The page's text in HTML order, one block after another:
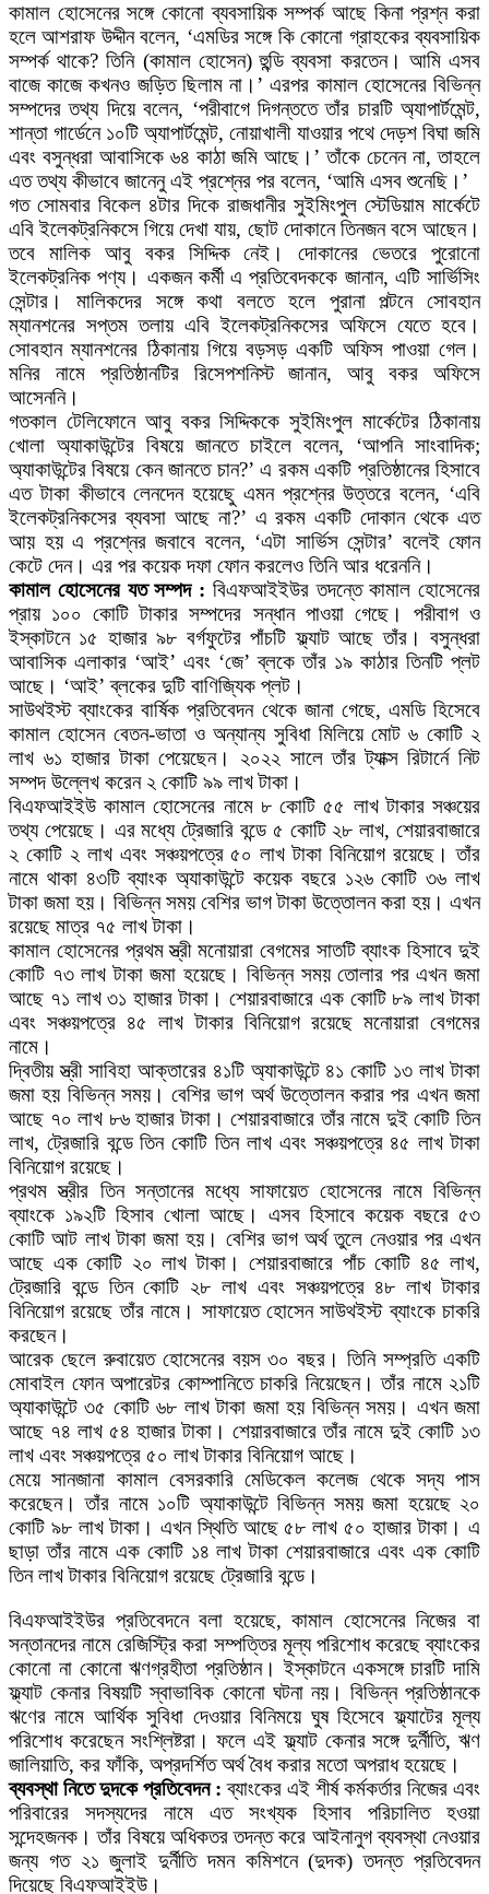
কামাল হোসেনের সঙ্গে কোনো ব্যবসায়িক সম্পর্ক আছে কিনা প্রশ্ন করা
হলে আশরাফ উদ্দীন বলেন, ‘এমডির সঙ্গে কি কোনো গ্রাহকের ব্যবসায়িক
সম্পর্ক থাকে? তিনি (কামাল হোসেন) হুন্ডি ব্যবসা করতেন। আমি এসব
বাজে কাজে কখনও জড়িত ছিলাম না।’ এরপর কামাল হোসেনের বিভিন্ন
সম্পদের তথ্য দিয়ে বলেন, ‘পরীবাগে দিগন্ততে তাঁর চারটি অ্যাপার্টমেন্ট,
শান্তা গার্ডেনে ১০টি অ্যাপার্টমেন্ট, নোয়াখালী যাওয়ার পথে দেড়শ বিঘা জমি
এবং বসুন্ধরা আবাসিকে ৬৪ কাঠা জমি আছে।’ তাঁকে চেনেন না, তাহলে
এত তথ্য কীভাবে জানেনু এই প্রশ্নের পর বলেন, ‘আমি এসব শুনেছি।’
গত সোমবার বিকেল ৪টার দিকে রাজধানীর সুইমিংপুল স্টেডিয়াম মার্কেটে
এবি ইলেকট্রনিকসে গিয়ে দেখা যায়, ছোট দোকানে তিনজন বসে আছেন।
তবে মালিক আবু বকর সিদ্দিক নেই। দোকানের ভেতরে পুরোনো
ইলেকট্রনিক পণ্য। একজন কর্মী এ প্রতিবেদককে জানান, এটি সার্ভিসিং
সেন্টার। মালিকদের সঙ্গে কথা বলতে হলে পুরানা পল্টনে সোবহান
ম্যানশনের সপ্তম তলায় এবি ইলেকট্রনিকসের অফিসে যেতে হবে।
সোবহান ম্যানশনের ঠিকানায় গিয়ে বড়সড় একটি অফিস পাওয়া গেল।
মনির নামে প্রতিষ্ঠানটির রিসেপশনিস্ট জানান, আবু বকর অফিসে
আসেননি।
গতকাল টেলিফোনে আবু বকর সিদ্দিককে সুইমিংপুল মার্কেটের ঠিকানায়
খোলা অ্যাকাউন্টের বিষয়ে জানতে চাইলে বলেন, ‘আপনি সাংবাদিক;
অ্যাকাউন্টের বিষয়ে কেন জানতে চান?’ এ রকম একটি প্রতিষ্ঠানের হিসাবে
এত টাকা কীভাবে লেনদেন হয়েছেু এমন প্রশ্নের উত্তরে বলেন, ‘এবি
ইলেকট্রনিকসের ব্যবসা আছে না?’ এ রকম একটি দোকান থেকে এত
আয় হয় এ প্রশ্নের জবাবে বলেন, ‘এটা সার্ভিস সেন্টার’ বলেই ফোন
কেটে দেন। এর পর কয়েক দফা ফোন করলেও তিনি আর ধরেননি।
কামাল হোসেনের যত সম্পদ : বিএফআইইউর তদন্তে কামাল হোসেনের
প্রায় ১০০ কোটি টাকার সম্পদের সন্ধান পাওয়া গেছে। পরীবাগ ও
ইস্কাটনে ১৫ হাজার ৯৮ বর্গফুটের পাঁচটি ফ্ল্যাট আছে তাঁর। বসুন্ধরা
আবাসিক এলাকার ‘আই’ এবং ‘জে’ ব্লকে তাঁর ১৯ কাঠার তিনটি প্লট
আছে। ‘আই’ ব্লকের দুটি বাণিজ্যিক প্লট।
সাউথইস্ট ব্যাংকের বার্ষিক প্রতিবেদন থেকে জানা গেছে, এমডি হিসেবে
কামাল হোসেন বেতন-ভাতা ও অন্যান্য সুবিধা মিলিয়ে মোট ৬ কোটি ২
লাখ ৬১ হাজার টাকা পেয়েছেন। ২০২২ সালে তাঁর ট্যাক্স রিটার্নে নিট
সম্পদ উল্লেখ করেন ২ কোটি ৯৯ লাখ টাকা।
বিএফআইইউ কামাল হোসেনের নামে ৮ কোটি ৫৫ লাখ টাকার সঞ্চয়ের
তথ্য পেয়েছে। এর মধ্যে ট্রেজারি বন্ডে ৫ কোটি ২৮ লাখ, শেয়ারবাজারে
২ কোটি ২ লাখ এবং সঞ্চয়পত্রে ৫০ লাখ টাকা বিনিয়োগ রয়েছে। তাঁর
নামে থাকা ৪৩টি ব্যাংক অ্যাকাউন্টে কয়েক বছরে ১২৬ কোটি ৩৬ লাখ
টাকা জমা হয়। বিভিন্ন সময় বেশির ভাগ টাকা উত্তোলন করা হয়। এখন
রয়েছে মাত্র ৭৫ লাখ টাকা।
কামাল হোসেনের প্রথম স্ত্রী মনোয়ারা বেগমের সাতটি ব্যাংক হিসাবে দুই
কোটি ৭৩ লাখ টাকা জমা হয়েছে। বিভিন্ন সময় তোলার পর এখন জমা
আছে ৭১ লাখ ৩১ হাজার টাকা। শেয়ারবাজারে এক কোটি ৮৯ লাখ টাকা
এবং সঞ্চয়পত্রে ৪৫ লাখ টাকার বিনিয়োগ রয়েছে মনোয়ারা বেগমের
নামে।
দ্বিতীয় স্ত্রী সাবিহা আক্তারের ৪১টি অ্যাকাউন্টে ৪১ কোটি ১৩ লাখ টাকা
জমা হয় বিভিন্ন সময়। বেশির ভাগ অর্থ উত্তোলন করার পর এখন জমা
আছে ৭০ লাখ ৮৬ হাজার টাকা। শেয়ারবাজারে তাঁর নামে দুই কোটি তিন
লাখ, ট্রেজারি বন্ডে তিন কোটি তিন লাখ এবং সঞ্চয়পত্রে ৪৫ লাখ টাকা
বিনিয়োগ রয়েছে।
প্রথম স্ত্রীর তিন সন্তানের মধ্যে সাফায়েত হোসেনের নামে বিভিন্ন
ব্যাংকে ১৯২টি হিসাব খোলা আছে। এসব হিসাবে কয়েক বছরে ৫৩
কোটি আট লাখ টাকা জমা হয়। বেশির ভাগ অর্থ তুলে নেওয়ার পর এখন
আছে এক কোটি ২০ লাখ টাকা। শেয়ারবাজারে পাঁচ কোটি ৪৫ লাখ,
ট্রেজারি বন্ডে তিন কোটি ২৮ লাখ এবং সঞ্চয়পত্রে ৪৮ লাখ টাকার
বিনিয়োগ রয়েছে তাঁর নামে। সাফায়েত হোসেন সাউথইস্ট ব্যাংকে চাকরি
করছেন।
আরেক ছেলে রুবায়েত হোসেনের বয়স ৩০ বছর। তিনি সম্প্রতি একটি
মোবাইল ফোন অপারেটর কোম্পানিতে চাকরি নিয়েছেন। তাঁর নামে ২১টি
অ্যাকাউন্টে ৩৫ কোটি ৬৮ লাখ টাকা জমা হয় বিভিন্ন সময়। এখন জমা
আছে ৭৪ লাখ ৫৪ হাজার টাকা। শেয়ারবাজারে তাঁর নামে দুই কোটি ১৩
লাখ এবং সঞ্চয়পত্রে ৫০ লাখ টাকার বিনিয়োগ আছে।
মেয়ে সানজানা কামাল বেসরকারি মেডিকেল কলেজ থেকে সদ্য পাস
করেছেন। তাঁর নামে ১০টি অ্যাকাউন্টে বিভিন্ন সময় জমা হয়েছে ২০
কোটি ৯৮ লাখ টাকা। এখন স্থিতি আছে ৫৮ লাখ ৫০ হাজার টাকা। এ
ছাড়া তাঁর নামে এক কোটি ১৪ লাখ টাকা শেয়ারবাজারে এবং এক কোটি
তিন লাখ টাকার বিনিয়োগ রয়েছে ট্রেজারি বন্ডে।
বিএফআইইউর প্রতিবেদনে বলা হয়েছে, কামাল হোসেনের নিজের বা
সন্তানদের নামে রেজিস্ট্রি করা সম্পত্তির মূল্য পরিশোধ করেছে ব্যাংকের
কোনো না কোনো ঋণগ্রহীতা প্রতিষ্ঠান। ইস্কাটনে একসঙ্গে চারটি দামি
ফ্ল্যাট কেনার বিষয়টি স্বাভাবিক কোনো ঘটনা নয়। বিভিন্ন প্রতিষ্ঠানকে
ঋণের নামে আর্থিক সুবিধা দেওয়ার বিনিময়ে ঘুষ হিসেবে ফ্ল্যাটের মূল্য
পরিশোধ করেছেন সংশ্লিষ্টরা। ফলে এই ফ্ল্যাট কেনার সঙ্গে দুর্নীতি, ঋণ
জালিয়াতি, কর ফাঁকি, অপ্রদর্শিত অর্থ বৈধ করার মতো অপরাধ হয়েছে।
ব্যবস্থা নিতে দুদকে প্রতিবেদন : ব্যাংকের এই শীর্ষ কর্মকর্তার নিজের এবং
পরিবারের সদস্যদের নামে এত সংখ্যক হিসাব পরিচালিত হওয়া
সন্দেহজনক। তাঁর বিষয়ে অধিকতর তদন্ত করে আইনানুগ ব্যবস্থা নেওয়ার
জন্য গত ২১ জুলাই দুর্নীতি দমন কমিশনে (দুদক) তদন্ত প্রতিবেদন
দিয়েছে বিএফআইইউ।